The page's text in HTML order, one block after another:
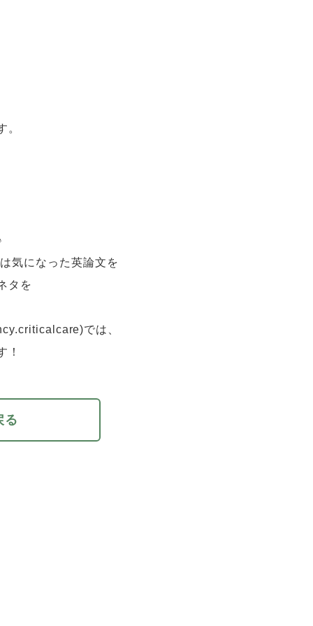
。
気になった英論文を
タを
では、
！
る